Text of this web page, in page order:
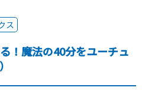
ス
！魔法の40分をユーチュ